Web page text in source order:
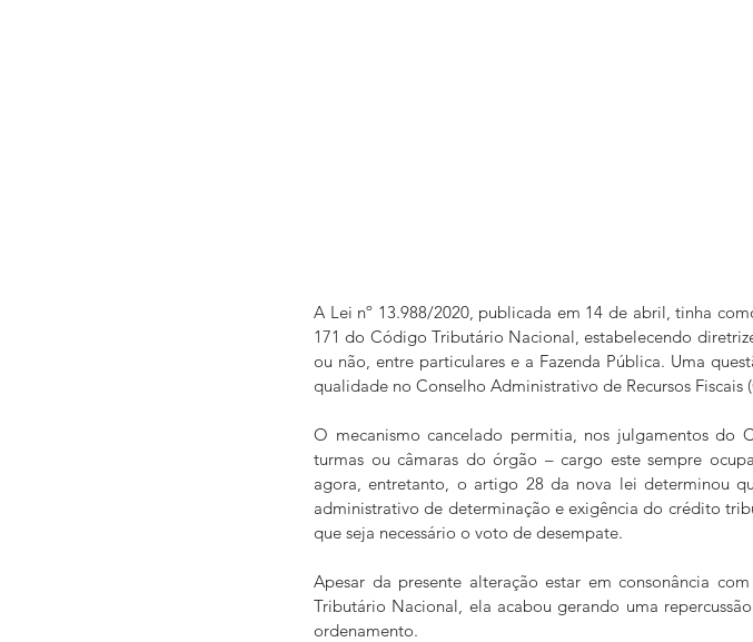
A Lei nº 13.988/2020, publicada em 14 de abril, tinha
171 do Código Tributário Nacional, estabelecendo
ou não, entre particulares e a Fazenda Pública. Uma
qualidade no Conselho Administrativo de Recursos
O mecanismo cancelado permitia, nos julgamentos do
turmas ou câmaras do órgão – cargo este sempre
agora, entretanto, o artigo 28 da nova lei determinou
administrativo de determinação e exigência do crédito
que seja necessário o voto de desempate.
Apesar da presente alteração estar em consonância
Tributário Nacional, ela acabou gerando uma
ordenamento.